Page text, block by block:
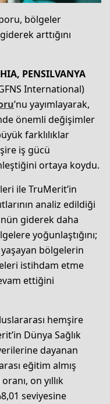
bölgeler
arttığını
PENSILVANYA
International)
’nu yayımlayarak,
önemli değişimler
farklılıklar
iş gücü
ortaya koydu.
ile TruMerit’in
analiz edildiği
giderek daha
yoğunlaştığını;
yaşayan bölgelerin
istihdam etme
ettiğini
hemşire
Dünya Sağlık
dayanan
eğitim almış
on yıllık
seviyesine